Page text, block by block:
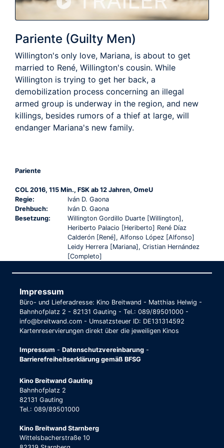
Pariente (Guilty Men)
Willington's only love, Mariana, is about to get
married to René, Willington's cousin. While
Willington is trying to get her back, a
demobilization process concerning an illegal
armed group is underway in the region, and new
killings, besides rumors of a thief at large, will
endanger Mariana's new family.
Pariente
COL 2016, 115 Min., FSK ab 12 Jahren, OmeU
Regie:
Iván D. Gaona
Drehbuch:
Iván D. Gaona
Besetzung:
Willington Gordillo Duarte [Willington],
Heriberto Palacio [Heriberto] René Díaz
Calderón [René], Alfonso López [Alfonso]
Leidy Herrera [Mariana], Cristian Hernández
[Completo]
Impressum
Büro- und Lieferadresse: Kino Breitwand - Matthias Helwig -
Bahnhofplatz 2 - 82131 Gauting - Tel.: 089/89501000 -
info@breitwand.com - Umsatzsteuer ID: DE131314592
Kartenreservierungen direkt über die jeweiligen Kinos
Impressum - Datenschutzvereinbarung -
Barrierefreiheitserklärung gemäß BFSG
Kino Breitwand Gauting
Bahnhofplatz 2
82131 Gauting
Tel.: 089/89501000
Kino Breitwand Starnberg
Wittelsbacherstraße 10